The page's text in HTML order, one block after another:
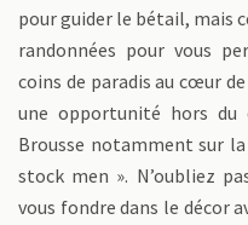
pour guider le bétail, mais
randonnées pour vous
coins de paradis au cœur
une opportunité hors du
Brousse notamment sur
stock men ». N’oubliez
vous fondre dans le décor